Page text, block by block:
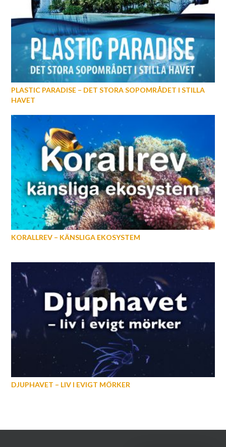
PLASTIC PARADISE – DET STORA SOPOMRÅDET I STILLA
HAVET
KORALLREV – KÄNSLIGA EKOSYSTEM
DJUPHAVET – LIV I EVIGT MÖRKER